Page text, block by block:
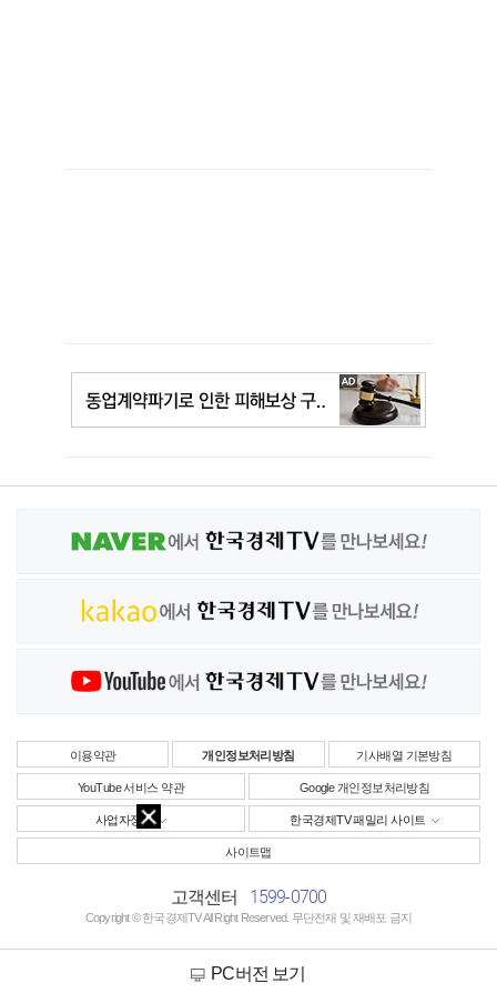
이용약관 개인정보처리방침 기사배열 기본방침
YouTube 서비스 약관 Google 개인정보처리방침
사업자정보 한국경제TV 패밀리 사이트
사이트맵
고객센터 1599-0700
Copyright © 한국경제TV All Right Reserved. 무단전재 및 재배포 금지
PC버전 보기